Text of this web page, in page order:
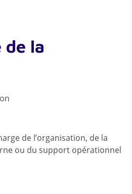
de la
de l’organisation, de la
ou du support opérationnel